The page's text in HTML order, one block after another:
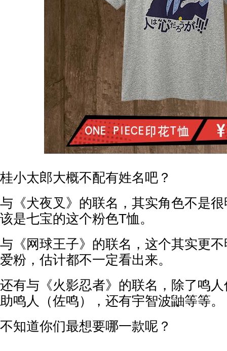
桂小太郎大概不配有姓名吧？
与《犬夜叉》的联名，其实角色不是
该是七宝的这个粉色T恤。
与《网球王子》的联名，这个其实更
爱粉，估计都不一定看出来。
还有与《火影忍者》的联名，除了鸣
助鸣人（佐鸣），还有宇智波鼬等等。
不知道你们最想要哪一款呢？